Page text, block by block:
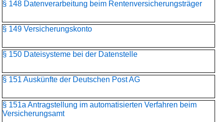
§ 148 Datenverarbeitung beim Rentenversicherungsträger
§ 149 Versicherungskonto
§ 150 Dateisysteme bei der Datenstelle
§ 151 Auskünfte der Deutschen Post AG
§ 151a Antragstellung im automatisierten Verfahren beim
Versicherungsamt